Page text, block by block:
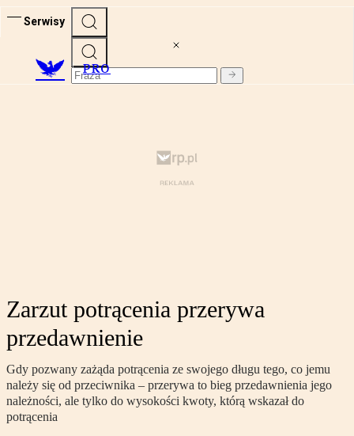
Serwisy
PRO
Zarzut potrącenia przerywa
przedawnienie
Gdy pozwany zażąda potrącenia ze swojego długu tego, co jemu
należy się od przeciwnika – przerywa to bieg przedawnienia jego
należności, ale tylko do wysokości kwoty, którą wskazał do
potrącenia